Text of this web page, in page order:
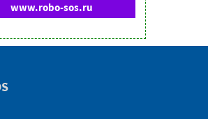
www.robo-sos.ru